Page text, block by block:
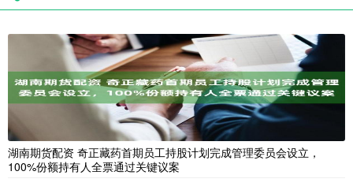
湖南期货配资 奇正藏药首期员工持股计划完成管理委员会设立，
100%份额持有人全票通过关键议案